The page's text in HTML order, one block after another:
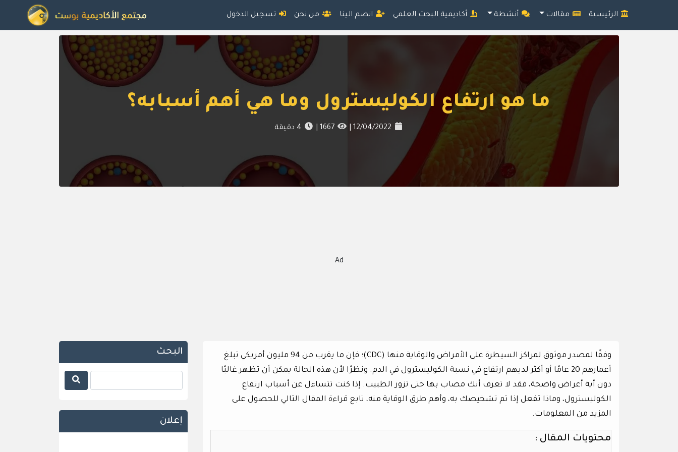
الرئيسية مقالات أنشطة أكاديمية البحث العلمي انضم الينا من نحن تسجيل الدخول
ما هو ارتفاع الكوليسترول وما هي أهم أسبابه؟
12/04/2022
4 دقيقة
Ad
وفقًا لمصدر موثوق لمراكز السيطرة على الأمراض والوقاية منها (CDC)؛ فإن ما يقرب من 94 مليون أمريكي تبلغ
أعمارهم 20 عامًا أو أكثر لديهم ارتفاع في نسبة الكوليسترول في الدم. ونظرًا لأن هذه الحالة يمكن أن تظهر غالبًا
دون أية أعراض واضحة، فقد لا تعرف أنك مصاب بها حتى تزور الطبيب. إذا كنت تتساءل عن أسباب ارتفاع
الكوليسترول، وماذا تفعل إذا تم تشخيصك به، وأهم طرق الوقاية منه، تابع قراءة المقال التالي للحصول على
المزيد من المعلومات.
محتويات المقال :
البحث
إعلان